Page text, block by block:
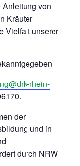
Anleitung von
Kräuter
Vielfalt unserer
rhein-
der
und in
durch NRW